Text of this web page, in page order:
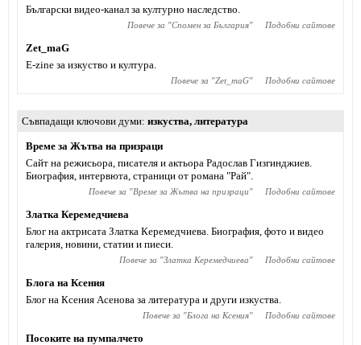
Български видео-канал за културно наследство.
Повече за "Спомен за България" Подобни сайтове
Zet_maG
Е-zine за изкуство и култура.
Повече за "Zet_maG" Подобни сайтове
Съвпадащи ключови думи изкуства, литература
Време за Жътва на призраци
Сайт на режисьора, писателя и актьора Радослав Гизгинджиев‎.
Биография, интервюта, страници от романа "Рай".
Повече за "Време за Жътва на призраци" Подобни сайтове
Златка Керемедчиева
Блог на актрисата Златка Керемедчиева. Биография, фото и видео
галерия, новини, статии и пиеси.
Повече за "Златка Керемедчиева" Подобни сайтове
Блога на Ксения
Блог на Ксения Асенова за литература и други изкуства.
Повече за "Блога на Ксения" Подобни сайтове
Посоките на пумпалчето